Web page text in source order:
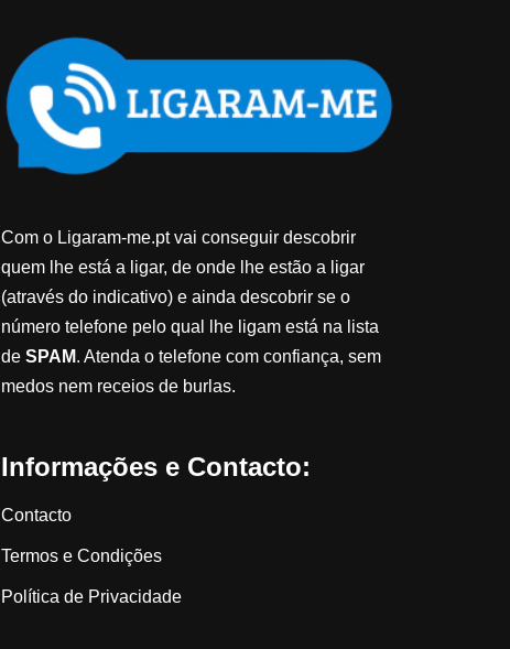
Com o Ligaram-me.pt vai conseguir descobrir
quem lhe está a ligar, de onde lhe estão a ligar
(através do indicativo) e ainda descobrir se o
número telefone pelo qual lhe ligam está na lista
de SPAM. Atenda o telefone com confiança, sem
medos nem receios de burlas.
Informações e Contacto:
Contacto
Termos e Condições
Política de Privacidade